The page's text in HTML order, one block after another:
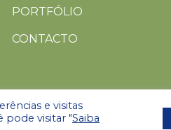
PORTFÓLIO
CONTACTO
e visitas
pode visitar "Saiba